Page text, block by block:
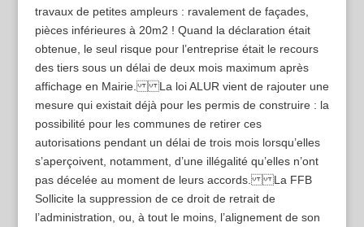
travaux de petites ampleurs : ravalement de façades,
pièces inférieures à 20m2 ! Quand la déclaration était
obtenue, le seul risque pour l’entreprise était le recours
des tiers sous un délai de deux mois maximum après
affichage en Mairie. La loi ALUR vient de rajouter une
mesure qui existait déjà pour les permis de construire : la
possibilité pour les communes de retirer ces
autorisations pendant un délai de trois mois lorsqu’elles
s’aperçoivent, notamment, d’une illégalité qu’elles n’ont
pas décelée au moment de leurs accords. La FFB
Sollicite la suppression de ce droit de retrait de
l’administration, ou, à tout le moins, l’alignement de son